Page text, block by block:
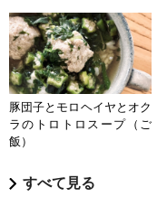
豚団子とモロヘイヤとオク
ラのトロトロスープ（ご
飯）
すべて見る